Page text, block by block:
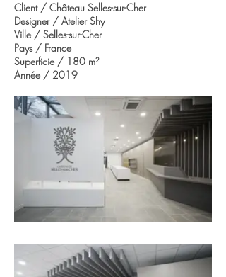
Client / Château Selles-sur-Cher
Designer / Atelier Shy
Ville / Selles-sur-Cher
Pays / France
Superficie / 180 m²
Année / 2019